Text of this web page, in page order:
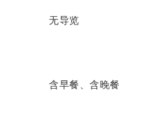
无导览
含早餐、含晚餐